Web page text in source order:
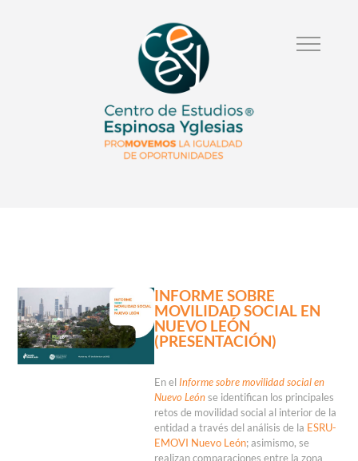
INFORME SOBRE
MOVILIDAD SOCIAL EN
NUEVO LEÓN
(PRESENTACIÓN)
En el Informe sobre movilidad social en
Nuevo Leónse identifican los principales
retos de movilidad social al interior de la
entidad a través del análisis de la ESRU-
EMOVI Nuevo León; asimismo, se
realizan comparaciones entre la zona